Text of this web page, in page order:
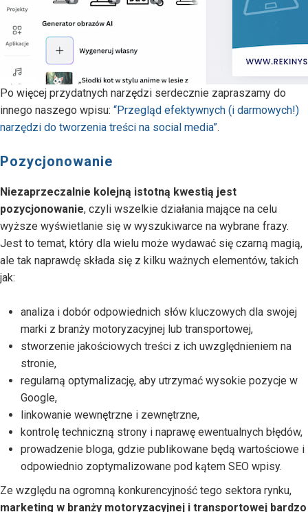
Po więcej przydatnych narzędzi serdecznie zapraszamy do
innego naszego wpisu: “Przegląd efektywnych (i darmowych!)
narzędzi do tworzenia treści na social media”.
Pozycjonowanie
Niezaprzeczalnie kolejną istotną kwestią jest
pozycjonowanie, czyli wszelkie działania mające na celu
wyższe wyświetlanie się w wyszukiwarce na wybrane frazy.
Jest to temat, który dla wielu może wydawać się czarną magią,
ale tak naprawdę składa się z kilku ważnych elementów, takich
jak:
analiza i dobór odpowiednich słów kluczowych dla swojej
marki z branży motoryzacyjnej lub transportowej,
stworzenie jakościowych treści z ich uwzględnieniem na
stronie,
regularną optymalizację, aby utrzymać wysokie pozycje w
Google,
linkowanie wewnętrzne i zewnętrzne,
kontrolę techniczną strony i naprawę ewentualnych błędów,
prowadzenie bloga, gdzie publikowane będą wartościowe i
odpowiednio zoptymalizowane pod kątem SEO wpisy.
Ze względu na ogromną konkurencyjność tego sektora rynku,
marketing w branży motoryzacyjnej i transportowej bardzo